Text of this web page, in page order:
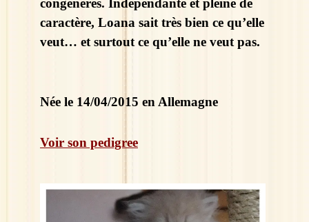
congénères. Indépendante et pleine de
caractère, Loana sait très bien ce qu’elle
veut… et surtout ce qu’elle ne veut pas.
Née le 14/04/2015 en Allemagne
Voir son pedigree